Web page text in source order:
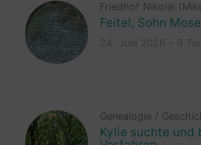
Friedhof Nikolai
Feitel, Sohn
Genealogie /
Kylie suchte und